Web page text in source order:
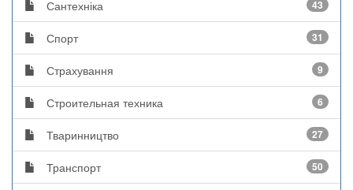
Сантехніка 43
Спорт 31
Страхування 9
Строительная техника 6
Тваринництво 27
Транспорт 50